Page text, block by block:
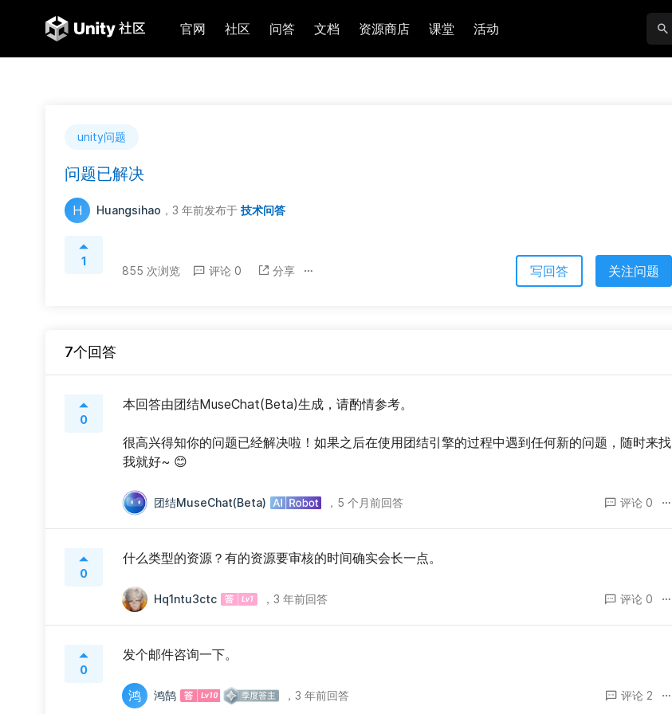
官网 社区 问答 文档 资源商店 课堂 活动
unity问题
问题已解决
H Huangsihao ，3 年前发布于 技术问答
1
855 次浏览 评论 0 分享 写回答 关注问题
7个回答
0
本回答由团结MuseChat(Beta)生成，请酌情参考。
很高兴得知你的问题已经解决啦！如果之后在使用团结引擎的过程中遇到任何新的问题，随时来找
我就好~ 😊
团结MuseChat(Beta) ， 5 个月前回答 评论 0
0
什么类型的资源？有的资源要审核的时间确实会长一点。
Hq1ntu3ctc ， 3 年前回答 评论 0
0
发个邮件咨询一下。
鸿 鸿鹄 ，3 年前回答 评论 2